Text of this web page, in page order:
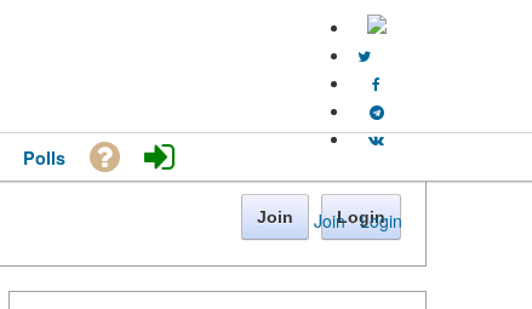
Join · Login
Polls
Join Login